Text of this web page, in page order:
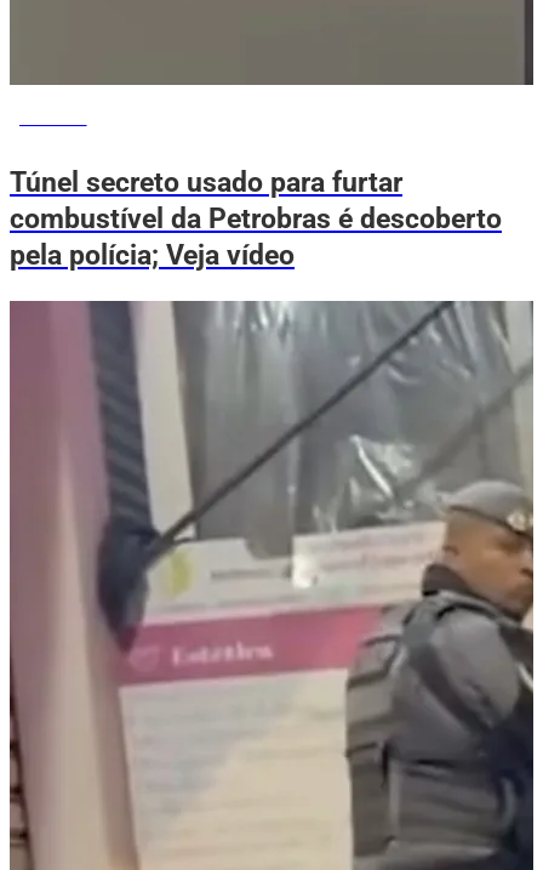
Túnel secreto usado para furtar
combustível da Petrobras é descoberto
pela polícia; Veja vídeo